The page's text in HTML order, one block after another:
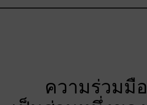
ความร่วมมื